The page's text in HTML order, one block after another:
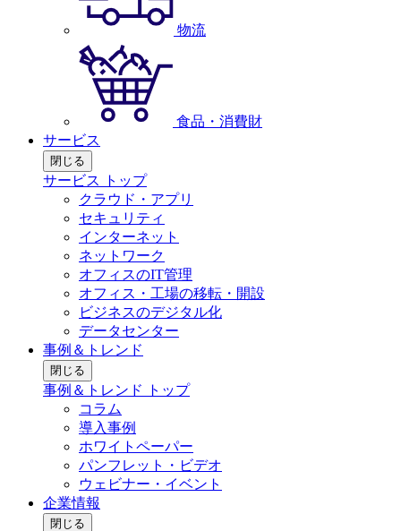
物流
食品・消費財
サービス
閉じる
サービス トップ
クラウド・アプリ
セキュリティ
インターネット
ネットワーク
オフィスのIT管理
オフィス・工場の移転・開設
ビジネスのデジタル化
データセンター
事例＆トレンド
閉じる
事例＆トレンド トップ
コラム
導入事例
ホワイトペーパー
パンフレット・ビデオ
ウェビナー・イベント
企業情報
閉じる